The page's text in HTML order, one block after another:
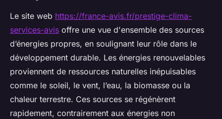
Le site web https://france-avis.fr/prestige-clima-
services-avis offre une vue d'ensemble des sources
d’énergies propres, en soulignant leur rôle dans le
développement durable. Les énergies renouvelables
proviennent de ressources naturelles inépuisables
comme le soleil, le vent, l’eau, la biomasse ou la
chaleur terrestre. Ces sources se régénèrent
rapidement, contrairement aux énergies non